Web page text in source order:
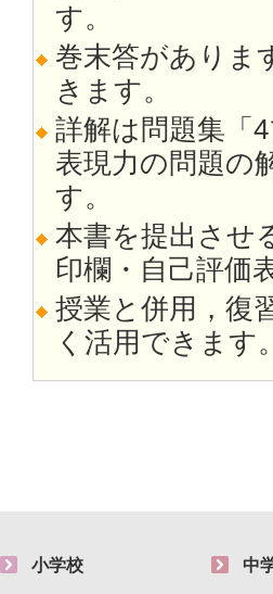
す。
巻末答がありま
きます。
詳解は問題集「
表現力の問題の
す。
本書を提出させ
印欄・自己評価
授業と併用，復
く活用できます。
小学校 中